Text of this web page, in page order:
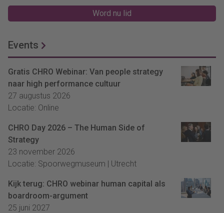
Word nu lid
Events
Gratis CHRO Webinar: Van people strategy
naar high performance cultuur
27 augustus 2026
Locatie: Online
CHRO Day 2026 – The Human Side of
Strategy
23 november 2026
Locatie: Spoorwegmuseum | Utrecht
Kijk terug: CHRO webinar human capital als
boardroom-argument
25 juni 2027